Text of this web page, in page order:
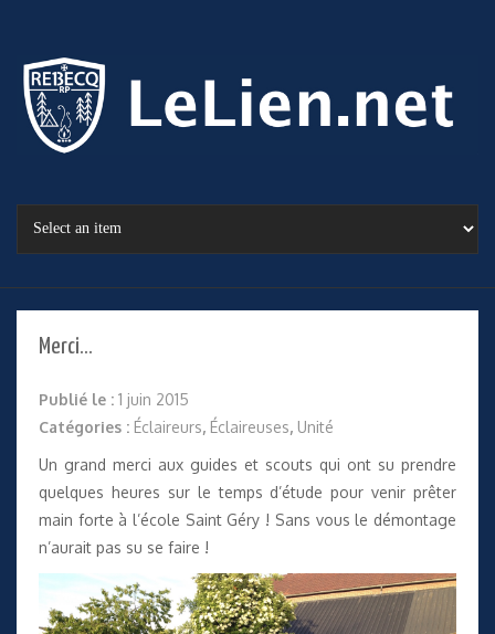
Merci…
Publié le : 1 juin 2015
Catégories : Éclaireurs, Éclaireuses, Unité
Un grand merci aux guides et scouts qui ont su prendre
quelques heures sur le temps d’étude pour venir prêter
main forte à l’école Saint Géry ! Sans vous le démontage
n’aurait pas su se faire !